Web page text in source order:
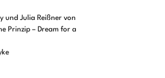
und Julia Reißner von
Prinzip – Dream for a